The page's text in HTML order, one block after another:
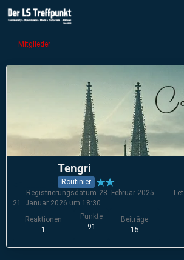
Mitglieder
Tengri
Routinier
Reaktionen
1
Punkte
91
Beiträge
15
Registrierungsdatum 28. Februar 2025
21. Januar 2026 um 18:30